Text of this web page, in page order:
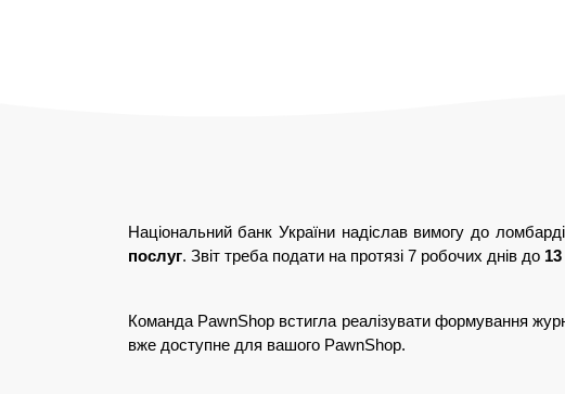
Національний банк України надіслав вимогу до
послуг. Звіт треба подати на протязі 7 робочих днів до
Команда PawnShop встигла реалізувати формування
вже доступне для вашого PawnShop.